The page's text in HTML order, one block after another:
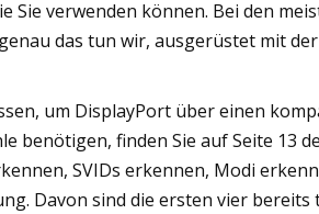
Sie verwenden können. Bei den
das tun wir, ausgerüstet mit
um DisplayPort über einen
benötigen, finden Sie auf Seite 13
SVIDs erkennen, Modi
Davon sind die ersten vier bereits